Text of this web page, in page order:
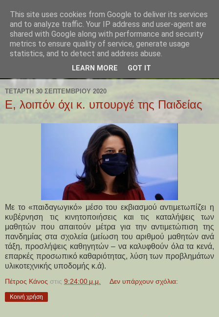
ΤΕΤΆΡΤΗ 30 ΣΕΠΤΕΜΒΡΊΟΥ 2020
Ε, λοιπόν όχι κ. υπουργέ της Παιδείας
Με το «παιδαγωγικό» μέσο του εκβιασμού αντιμετωπίζει η
κυβέρνηση τις κινητοποιήσεις και τις καταλήψεις των
μαθητών που απαιτούν μέτρα για την αντιμετώπιση της
πανδημίας στα σχολεία (μείωση του αριθμού μαθητών ανά
τάξη, προσλήψεις καθηγητών – να καλυφθούν όλα τα κενά,
επαρκές προσωπικό καθαριότητας, λύση των προβλημάτων
υλικοτεχνικής υποδομής κ.ά).
Πέτρος Κάνος στις 9:24:00 μ.μ. Δεν υπάρχουν σχόλια:
Κοινή χρήση
This site uses cookies from Google to deliver its services
and to analyze traffic. Your IP address and user-agent are
shared with Google along with performance and security
metrics to ensure quality of service, generate usage
statistics, and to detect and address abuse.
LEARN MORE GOT IT